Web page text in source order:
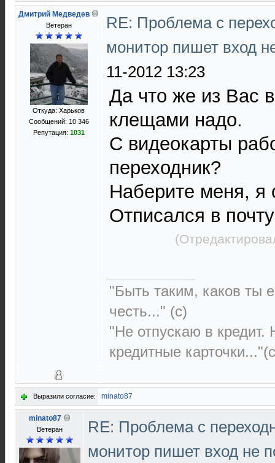
Дмитрий Медведев
Ветеран
Откуда: Харьков
Сообщений: 10 346
Репутация: 1031
RE: Проблема с
монитор пишет вход
11-2012 13:23
Да что же из Вас
клещами надо.
С видеокарты
переходник?
Наберите меня, я
Отписался в почту
"Быть таким, каков ты
честь..." (c)
"Не отпускаю в
кредитные
Выразили согласие: minato87
minato87
Ветеран
RE: Проблема с
монитор пишет вход не